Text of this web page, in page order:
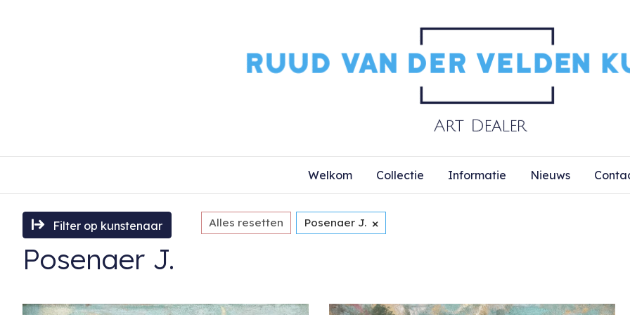
Welkom Collectie Informatie Nieuws
Filter op kunstenaar Alles resetten Posenaer J. ×
Posenaer J.